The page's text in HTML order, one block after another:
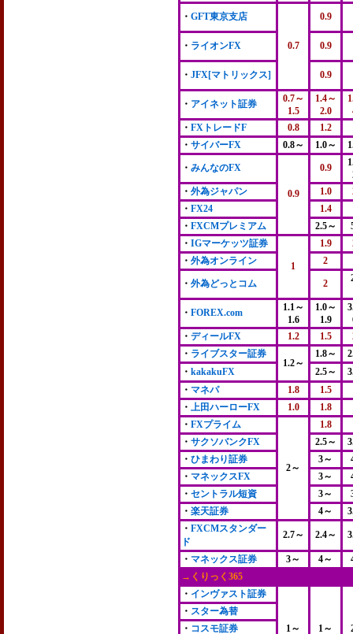
・ GFT東京支店
0.7
0.9
・ ライオンFX 0.9
・ JFX[マトリックス] 0.9
・ アイネット証券
0.7～
1.5
1.4～
2.0
1
・ FXトレードF 0.8 1.2
・ サイバーFX 0.8～ 1.0～
・ みんなのFX
0.9
0.9
・ 外為ジャパン 1.0
・ FX24 1.4
・ FXCMプレミアム 2.5～
・ IGマーケッツ証券
1
1.9
・ 外為オンライン 2
・ 外為どっとコム 2
・ FOREX.com
1.1～
1.6
1.0～
1.9
・ ディールFX 1.2 1.5
・ ライブスター証券
1.2～
1.8～
・ kakakuFX 2.5～
・ マネパ 1.8 1.5
・ 上田ハーローFX 1.0 1.8
・ FXプライム
2～
1.8
・ サクソバンクFX 2.5～
・ ひまわり証券 3～
・ マネックスFX 3～
・ セントラル短資 3～
・ 楽天証券 4～
・ FXCMスタンダー
ド
2.7～ 2.4～
・ マネックス証券 3～ 4～
→くりっく365
・ インヴァスト証券
1～ 1～
・ スター為替
・ コスモ証券